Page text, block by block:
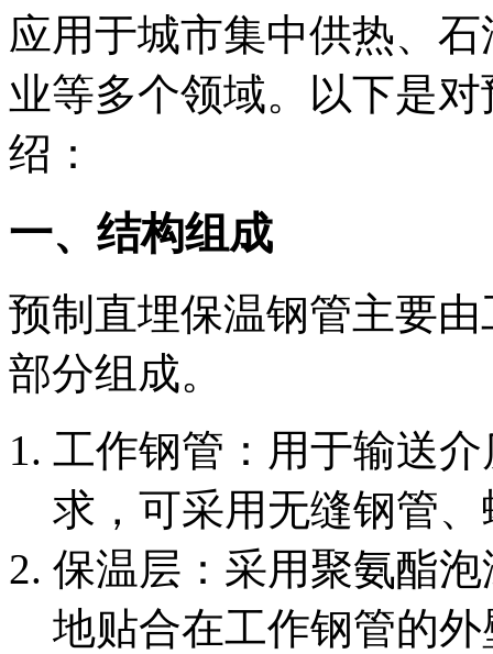
应用于城市集中供热、
业等多个领域。以下是
绍：
一、结构组成
预制直埋保温钢管主要
部分组成。
工作钢管‌：用于输送
求，可采用无缝钢管
保温层‌：采用聚氨酯
地贴合在工作钢管的